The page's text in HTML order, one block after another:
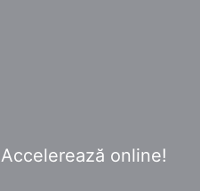
Accelerează online!